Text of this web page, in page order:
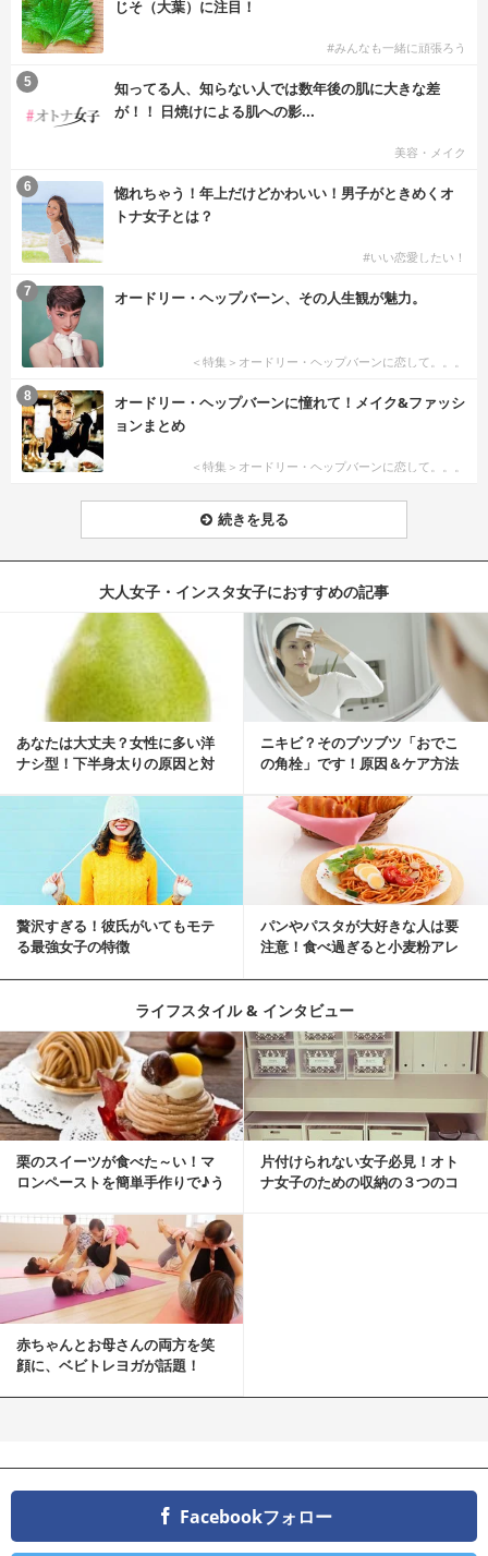
じそ（大葉）に注目！
#みんなも一緒に頑張ろう
知ってる人、知らない人では数年後の肌に大きな差
が！！ 日焼けによる肌への影...
美容・メイク
5
惚れちゃう！年上だけどかわいい！男子がときめくオ
トナ女子とは？
#いい恋愛したい！
6
オードリー・ヘップバーン、その人生観が魅力。
＜特集＞オードリー・ヘップバーンに恋して。。。
7
オードリー・ヘップバーンに憧れて！メイク&ファッシ
ョンまとめ
＜特集＞オードリー・ヘップバーンに恋して。。。
8
続きを見る
大人女子・インスタ女子におすすめの記事
あなたは大丈夫？女性に多い洋
ナシ型！下半身太りの原因と対
ニキビ？そのブツブツ「おでこ
の角栓」です！原因＆ケア方法
贅沢すぎる！彼氏がいてもモテ
る最強女子の特徴
パンやパスタが大好きな人は要
注意！食べ過ぎると小麦粉アレ
ライフスタイル & インタビュー
栗のスイーツが食べた～い！マ
ロンペーストを簡単手作りで♪う
片付けられない女子必見！オト
ナ女子のための収納の３つのコ
赤ちゃんとお母さんの両方を笑
顔に、ベビトレヨガが話題！
Facebookフォロー